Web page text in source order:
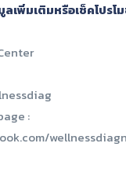
เพิ่มเติมหรือเช็คโปร
: